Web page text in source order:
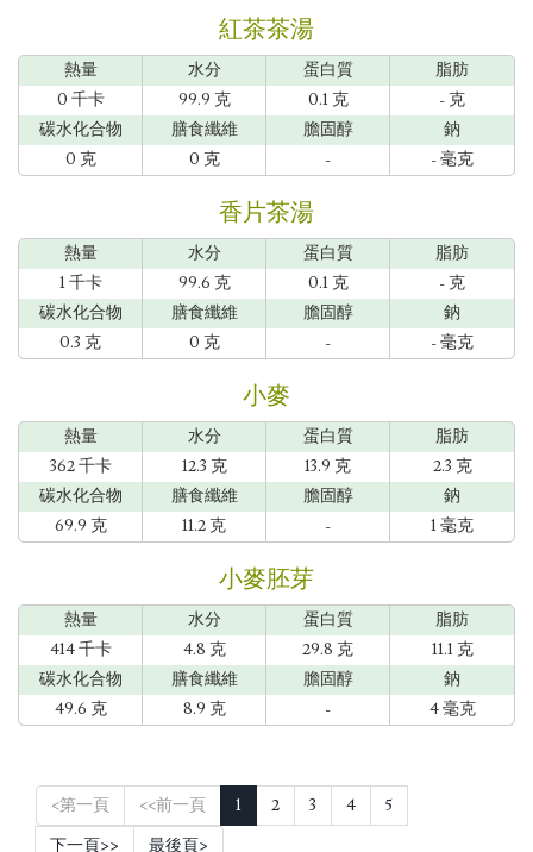
紅茶茶湯
熱量 水分 蛋白質
脂肪
0 千卡
99.9 克 0.1 克
- 克
碳水化合物
膳食纖維 膽固醇
鈉
0 克
0 克 - - 毫克
香片茶湯
熱量 水分 蛋白質
脂肪
1 千卡
99.6 克 0.1 克
- 克
碳水化合物
膳食纖維 膽固醇
鈉
0.3 克
0 克 - - 毫克
小麥
熱量 水分 蛋白質
脂肪
362 千卡
12.3 克 13.9 克
2.3 克
碳水化合物
膳食纖維 膽固醇
鈉
69.9 克
11.2 克 - 1 毫克
小麥胚芽
熱量 水分 蛋白質
脂肪
414 千卡
4.8 克 29.8 克
11.1 克
碳水化合物
膳食纖維 膽固醇
鈉
49.6 克
8.9 克 - 4 毫克
<第一頁 <<前一頁 1 2 3 4
5
下一頁>>
最後頁>